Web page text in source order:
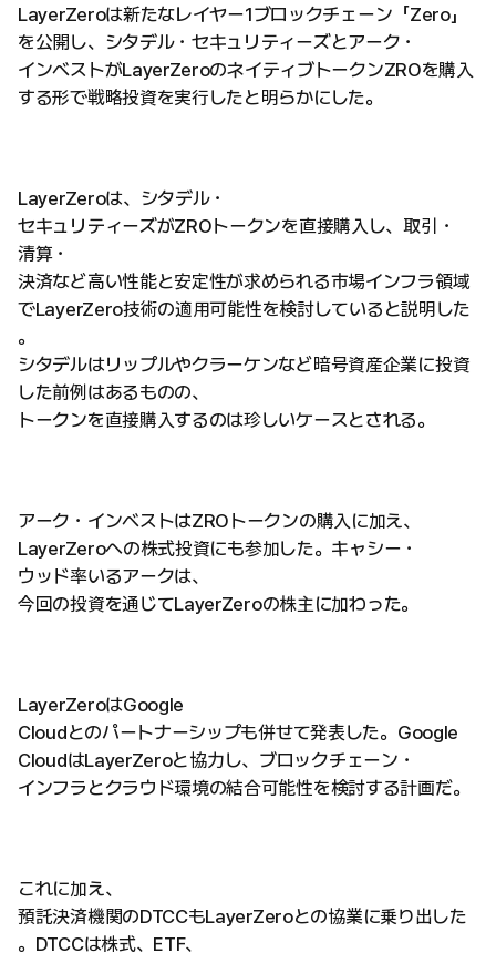
LayerZeroは新たなレイヤー1ブロックチェーン「Zero」
を公開し、シタデル・セキュリティーズとアーク・
インベストがLayerZeroのネイティブトークンZROを購入
する形で戦略投資を実行したと明らかにした。
LayerZeroは、シタデル・
セキュリティーズがZROトークンを直接購入し、取引・
清算・
決済など高い性能と安定性が求められる市場インフラ領域
でLayerZero技術の適用可能性を検討していると説明した
。
シタデルはリップルやクラーケンなど暗号資産企業に投資
した前例はあるものの、
トークンを直接購入するのは珍しいケースとされる。
アーク・インベストはZROトークンの購入に加え、
LayerZeroへの株式投資にも参加した。キャシー・
ウッド率いるアークは、
今回の投資を通じてLayerZeroの株主に加わった。
LayerZeroはGoogle
Cloudとのパートナーシップも併せて発表した。Google
CloudはLayerZeroと協力し、ブロックチェーン・
インフラとクラウド環境の結合可能性を検討する計画だ。
これに加え、
預託決済機関のDTCCもLayerZeroとの協業に乗り出した
。DTCCは株式、ETF、